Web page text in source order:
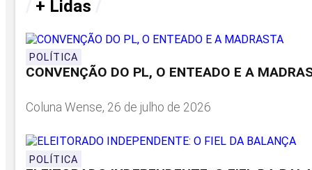
+ Lidas
POLÍTICA
CONVENÇÃO DO PL, O ENTEADO E A
Coluna Wense, 26 de julho de 2026
POLÍTICA